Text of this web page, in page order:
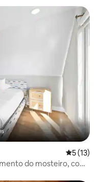
5 de uma
5 (13)
do mosteiro, com